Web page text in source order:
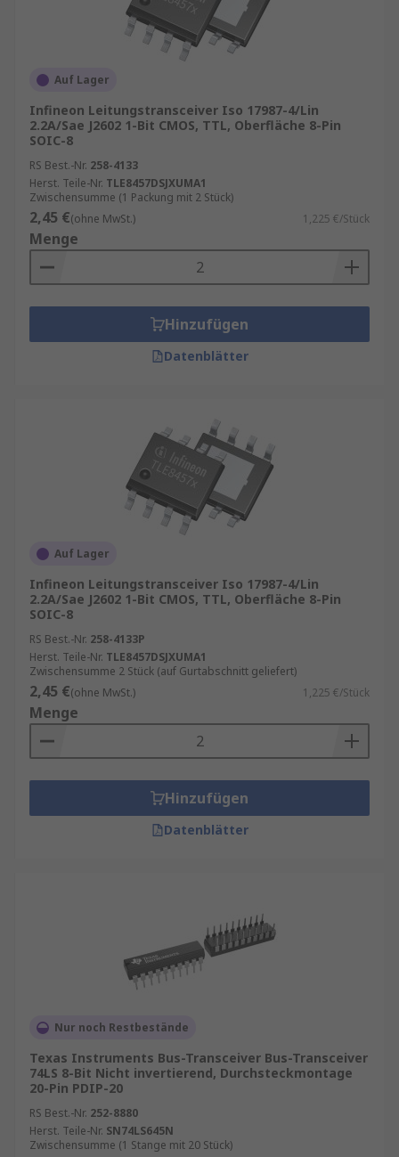
Auf Lager
Infineon Leitungstransceiver Iso 17987-4/Lin
2.2A/Sae J2602 1-Bit CMOS, TTL, Oberfläche 8-Pin
SOIC-8
RS Best.-Nr. 258-4133
Herst. Teile-Nr. TLE8457DSJXUMA1
Zwischensumme (1 Packung mit 2 Stück)
2,45 €(ohne MwSt.) 1,225 €/Stück
Menge
Hinzufügen
Datenblätter
Auf Lager
Infineon Leitungstransceiver Iso 17987-4/Lin
2.2A/Sae J2602 1-Bit CMOS, TTL, Oberfläche 8-Pin
SOIC-8
RS Best.-Nr. 258-4133P
Herst. Teile-Nr. TLE8457DSJXUMA1
Zwischensumme 2 Stück (auf Gurtabschnitt geliefert)
2,45 €(ohne MwSt.) 1,225 €/Stück
Menge
Hinzufügen
Datenblätter
Nur noch Restbestände
Texas Instruments Bus-Transceiver Bus-Transceiver
74LS 8-Bit Nicht invertierend, Durchsteckmontage
20-Pin PDIP-20
RS Best.-Nr. 252-8880
Herst. Teile-Nr. SN74LS645N
Zwischensumme (1 Stange mit 20 Stück)